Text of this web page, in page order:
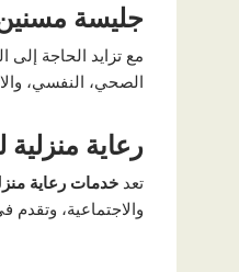
جليسة
مع تزايد الحاجة إلى
الصحي، النفسي،
رعاية منزلية
تعد خدمات رعاية
والاجتماعية، وتقدم